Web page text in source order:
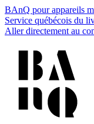
BAnQ pour appareils
Service québécois du
Aller directement au